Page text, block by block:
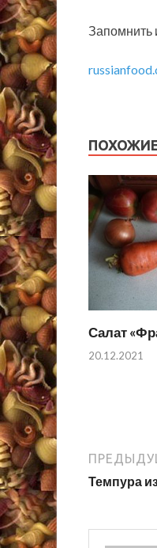
Запомнить
Салат
20.12.2021
Темпура